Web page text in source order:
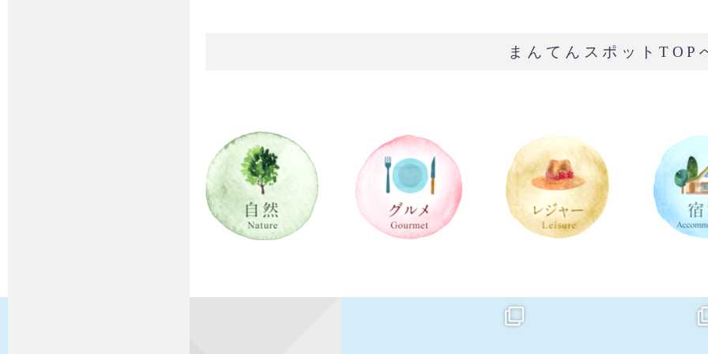
まんてんスポットTOP